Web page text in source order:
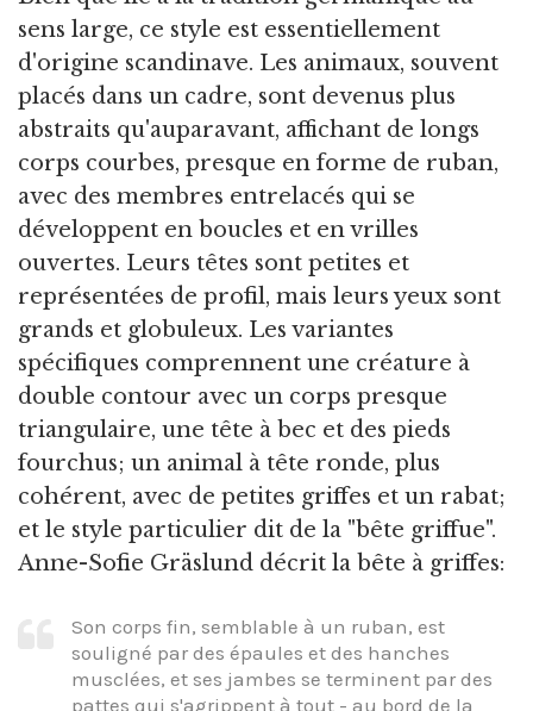
sens large, ce style est essentiellement
d'origine scandinave. Les animaux, souvent
placés dans un cadre, sont devenus plus
abstraits qu'auparavant, affichant de longs
corps courbes, presque en forme de ruban,
avec des membres entrelacés qui se
développent en boucles et en vrilles
ouvertes. Leurs têtes sont petites et
représentées de profil, mais leurs yeux sont
grands et globuleux. Les variantes
spécifiques comprennent une créature à
double contour avec un corps presque
triangulaire, une tête à bec et des pieds
fourchus; un animal à tête ronde, plus
cohérent, avec de petites griffes et un rabat;
et le style particulier dit de la "bête griffue".
Anne-Sofie Gräslund décrit la bête à griffes:
Son corps fin, semblable à un ruban, est
souligné par des épaules et des hanches
musclées, et ses jambes se terminent par des
pattes qui s'agrippent à tout - au bord de la